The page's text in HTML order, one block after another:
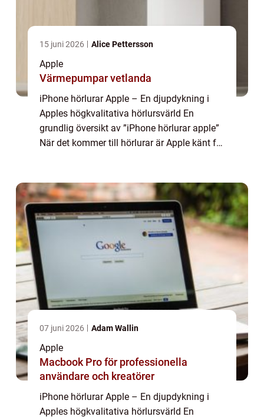
15 juni 2026 Alice Pettersson
Apple
Värmepumpar vetlanda
iPhone hörlurar Apple – En djupdykning i
Apples högkvalitativa hörlursvärld En
grundlig översikt av ”iPhone hörlurar apple”
När det kommer till hörlurar är Apple känt för
07 juni 2026 Adam Wallin
Apple
Macbook Pro för professionella
användare och kreatörer
iPhone hörlurar Apple – En djupdykning i
Apples högkvalitativa hörlursvärld En